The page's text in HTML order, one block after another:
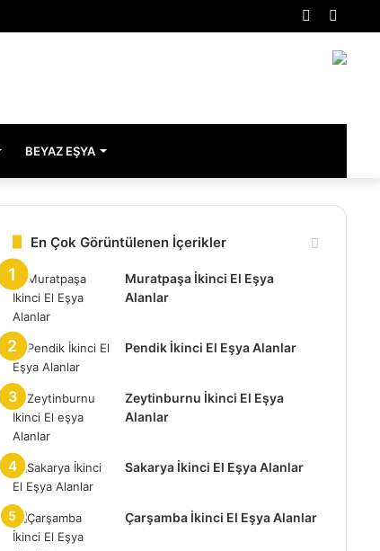
Rastgele
Makale
BEYAZ EŞYA
En Çok Görüntülenen İçerikler
Muratpaşa İkinci El Eşya
Alanlar
Pendik İkinci El Eşya Alanlar
Zeytinburnu İkinci El Eşya
Alanlar
Sakarya İkinci El Eşya Alanlar
Çarşamba İkinci El Eşya Alanlar